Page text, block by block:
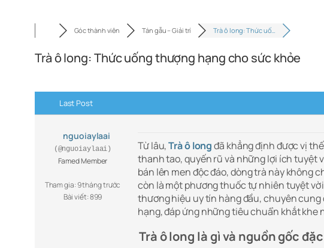
Góc thành viên Tán gẫu – Giải trí Trà ô long: Thức uố…
Trà ô long: Thức uống thượng hạng cho sức khỏe
Last Post
nguoiaylaai
(@nguoiaylaai)
Famed Member
Tham gia: 9 tháng trước
Bài viết: 899
Từ lâu,Trà ô longđã khẳng định được vị
thanh tao, quyến rũ và những lợi ích tuyệt
bán lên men độc đáo, dòng trà này không
còn là một phương thuốc tự nhiên tuyệt
thương hiệu uy tín hàng đầu, chuyên
hạng, đáp ứng những tiêu chuẩn khắt khe
Trà ô long là gì và nguồn gốc